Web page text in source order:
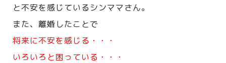
と不安を感じているシンママさん。
また、離婚したことで
将来に不安を感じる・・・
いろいろと困っている・・・